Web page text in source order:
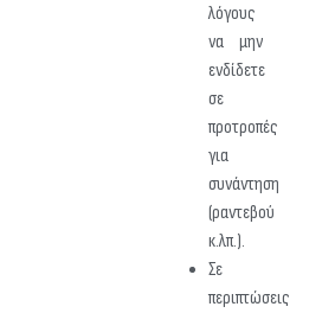
λόγους
να μην
ενδίδετε
σε
προτροπές
για
συνάντηση
(ραντεβού
κ.λπ.).
Σε
περιπτώσεις